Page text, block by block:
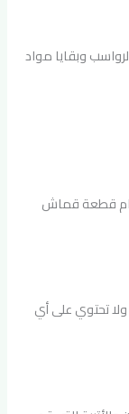
وبقايا مواد
قطعة قماش
تحتوي على أي